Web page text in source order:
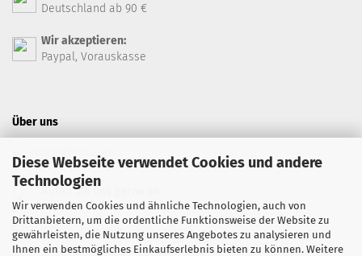
Diese Webseite verwendet Cookies und andere
Technologien
Wir verwenden Cookies und ähnliche Technologien, auch von
Drittanbietern, um die ordentliche Funktionsweise der Website zu
gewährleisten, die Nutzung unseres Angebotes zu analysieren und
Ihnen ein bestmögliches Einkaufserlebnis bieten zu können. Weitere
Deutschland ab 90 €
Wir akzeptieren:
Paypal, Vorauskasse
Über uns
Kontaktformular
Rufen Sie uns gerne an
+49 7071 94 66 99
Safran-Feinkost auf Facebook